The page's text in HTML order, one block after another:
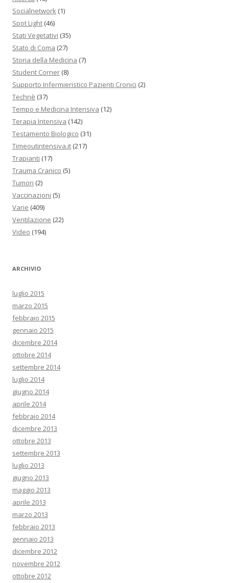
Socialnetwork (1)
Spot Light (46)
Stati Vegetativi (35)
Stato di Coma (27)
Storia della Medicina (7)
Student Corner (8)
Supporto Infermieristico Pazienti Cronici (2)
Technè (37)
Tempo e Medicina Intensiva (12)
Terapia Intensiva (142)
Testamento Biologico (31)
Timeoutintensiva.it (217)
Trapianti (17)
Trauma Cranico (5)
Tumori (2)
Vaccinazioni (5)
Varie (409)
Ventilazione (22)
Video (194)
ARCHIVIO
luglio 2015
marzo 2015
febbraio 2015
gennaio 2015
dicembre 2014
ottobre 2014
settembre 2014
luglio 2014
giugno 2014
aprile 2014
febbraio 2014
dicembre 2013
ottobre 2013
settembre 2013
luglio 2013
giugno 2013
maggio 2013
aprile 2013
marzo 2013
febbraio 2013
gennaio 2013
dicembre 2012
novembre 2012
ottobre 2012